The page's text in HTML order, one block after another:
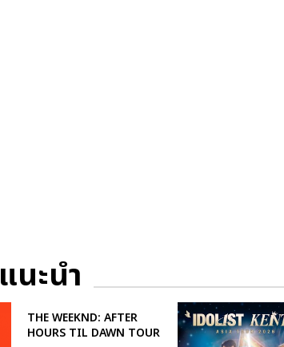
แนะนำ
THE WEEKND: AFTER
HOURS TIL DAWN TOUR